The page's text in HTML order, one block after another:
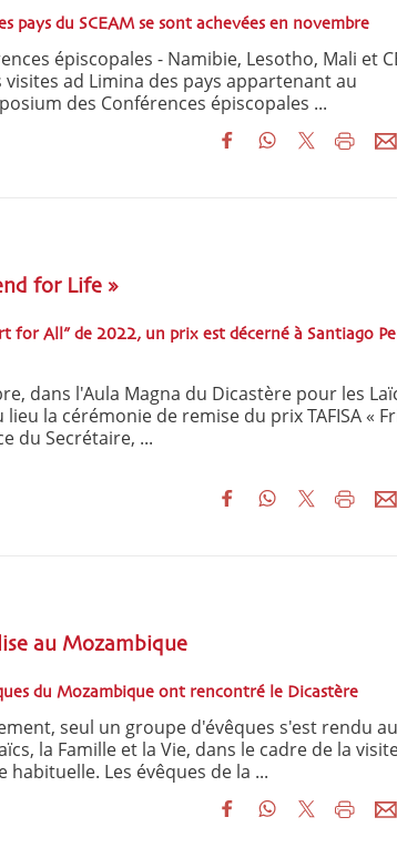
pays du SCEAM se sont achevées en novembre
épiscopales - Namibie, Lesotho, Mali et
visites ad Limina des pays appartenant au
des Conférences épiscopales ...
for Life »
for All” de 2022, un prix est décerné à Santiago
dans l'Aula Magna du Dicastère pour les
lieu la cérémonie de remise du prix TAFISA «
du Secrétaire, ...
au Mozambique
du Mozambique ont rencontré le Dicastère
seul un groupe d'évêques s'est rendu au
la Famille et la Vie, dans le cadre de la
Les évêques de la ...